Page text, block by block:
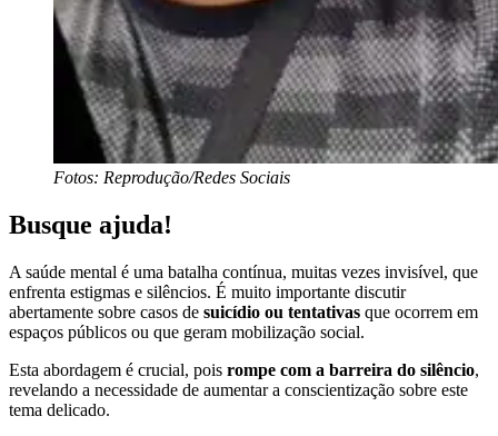
Fotos: Reprodução/Redes Sociais
Busque ajuda!
A saúde mental é uma batalha contínua, muitas vezes invisível, que
enfrenta estigmas e silêncios. É muito importante discutir
abertamente sobre casos de suicídio ou tentativas que ocorrem em
espaços públicos ou que geram mobilização social.
Esta abordagem é crucial, pois rompe com a barreira do silêncio,
revelando a necessidade de aumentar a conscientização sobre este
tema delicado.